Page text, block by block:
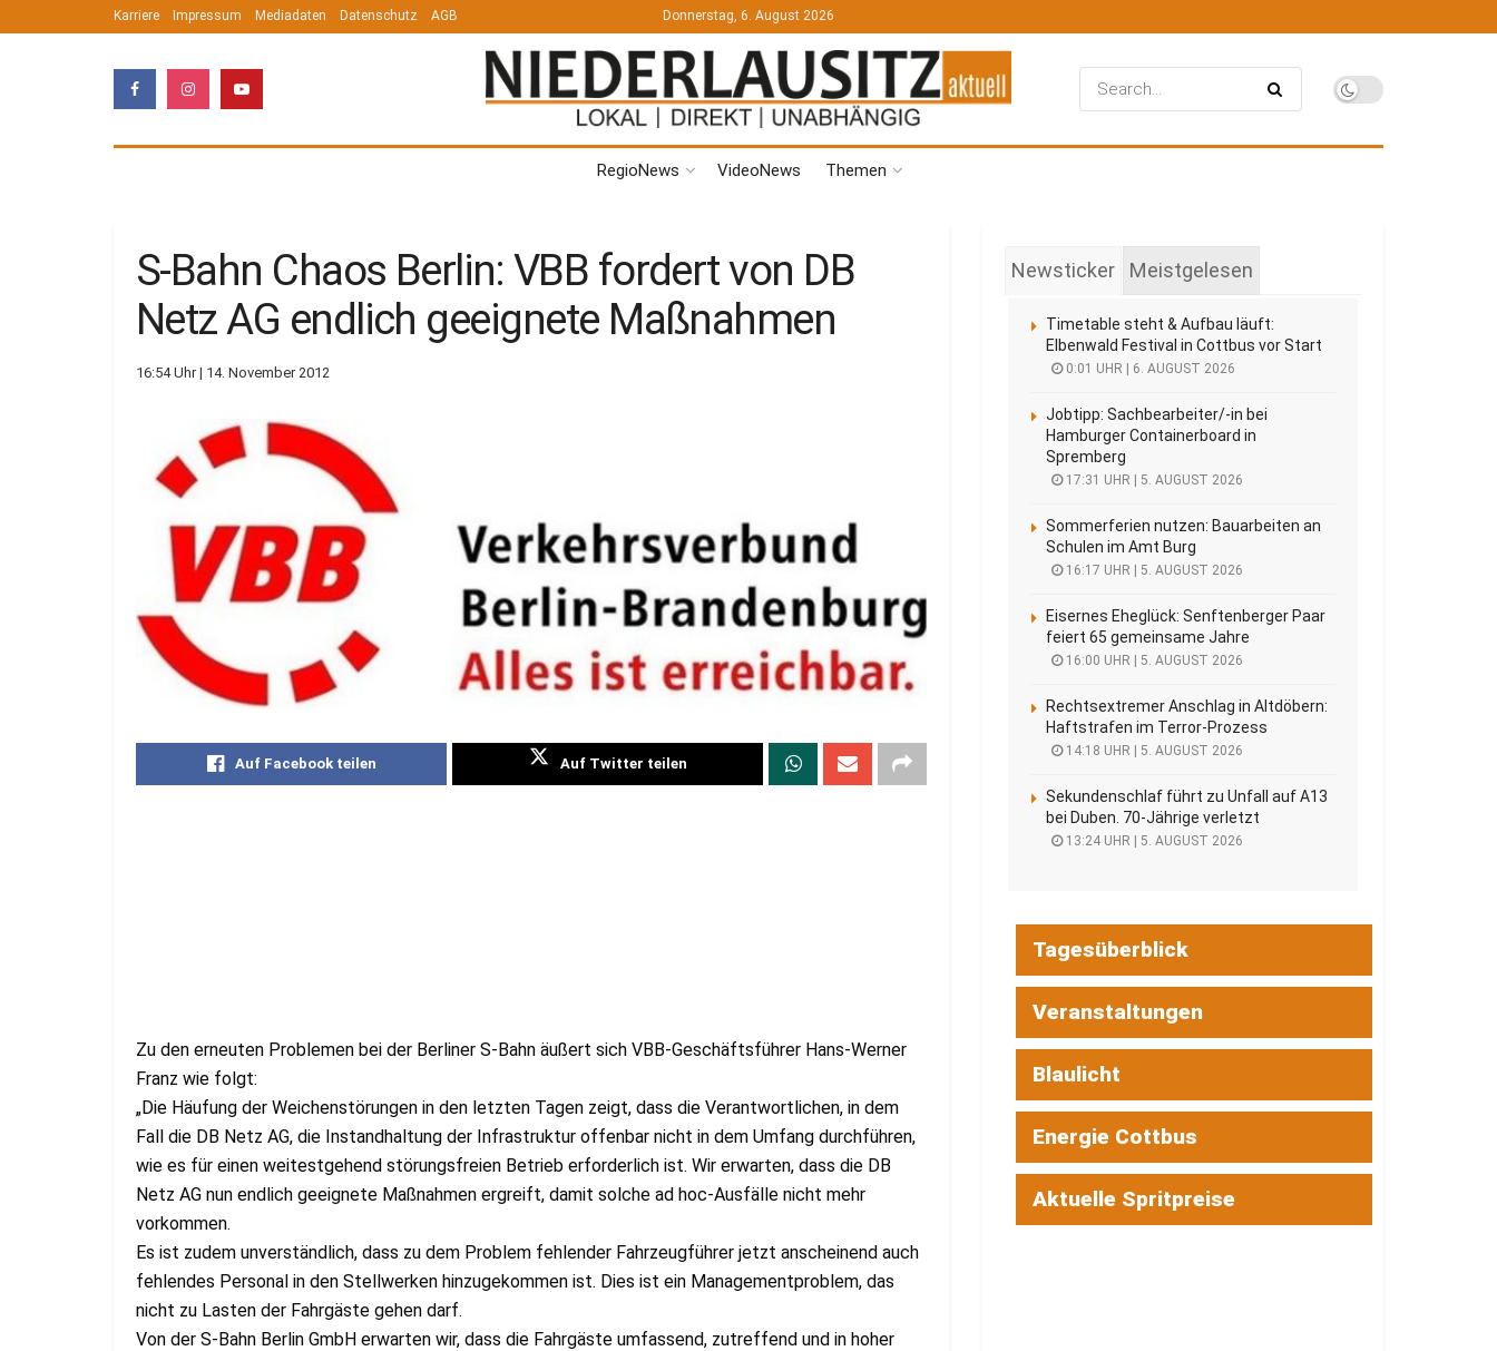
Karriere Impressum Mediadaten Datenschutz AGB Donnerstag, 6. August 2026
RegioNews VideoNews Themen
S-Bahn Chaos Berlin: VBB fordert von DB
Netz AG endlich geeignete Maßnahmen
16:54 Uhr | 14. November 2012
Auf Facebook teilen Auf Twitter teilen
Zu den erneuten Problemen bei der Berliner S-Bahn äußert sich VBB-Geschäftsführer Hans-Werner
Franz wie folgt:
„Die Häufung der Weichenstörungen in den letzten Tagen zeigt, dass die Verantwortlichen, in dem
Fall die DB Netz AG, die Instandhaltung der Infrastruktur offenbar nicht in dem Umfang durchführen,
wie es für einen weitestgehend störungsfreien Betrieb erforderlich ist. Wir erwarten, dass die DB
Netz AG nun endlich geeignete Maßnahmen ergreift, damit solche ad hoc-Ausfälle nicht mehr
vorkommen.
Es ist zudem unverständlich, dass zu dem Problem fehlender Fahrzeugführer jetzt anscheinend auch
fehlendes Personal in den Stellwerken hinzugekommen ist. Dies ist ein Managementproblem, das
nicht zu Lasten der Fahrgäste gehen darf.
Von der S-Bahn Berlin GmbH erwarten wir, dass die Fahrgäste umfassend, zutreffend und in hoher
Newsticker Meistgelesen
Timetable steht & Aufbau läuft:
Elbenwald Festival in Cottbus vor Start
0:01 UHR | 6. AUGUST 2026
Jobtipp: Sachbearbeiter/-in bei
Hamburger Containerboard in
Spremberg
17:31 UHR | 5. AUGUST 2026
Sommerferien nutzen: Bauarbeiten an
Schulen im Amt Burg
16:17 UHR | 5. AUGUST 2026
Eisernes Eheglück: Senftenberger Paar
feiert 65 gemeinsame Jahre
16:00 UHR | 5. AUGUST 2026
Rechtsextremer Anschlag in Altdöbern:
Haftstrafen im Terror-Prozess
14:18 UHR | 5. AUGUST 2026
Sekundenschlaf führt zu Unfall auf A13
bei Duben. 70-Jährige verletzt
13:24 UHR | 5. AUGUST 2026
Tagesüberblick
Veranstaltungen
Blaulicht
Energie Cottbus
Aktuelle Spritpreise